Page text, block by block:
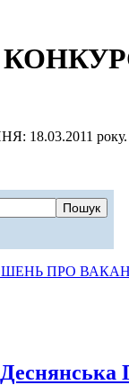
18.03.2011 року.
ПРО